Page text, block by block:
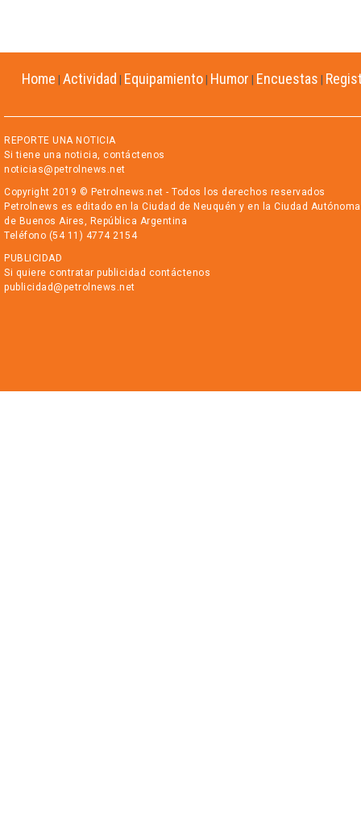
Home Actividad Equipamiento Humor Encuestas
REPORTE UNA NOTICIA
Si tiene una noticia, contáctenos
noticias@petrolnews.net
Copyright 2019 © Petrolnews.net - Todos los derechos reservados
Petrolnews es editado en la Ciudad de Neuquén y en la Ciudad Autónoma
de Buenos Aires, República Argentina
Teléfono (54 11) 4774 2154
PUBLICIDAD
Si quiere contratar publicidad contáctenos
publicidad@petrolnews.net